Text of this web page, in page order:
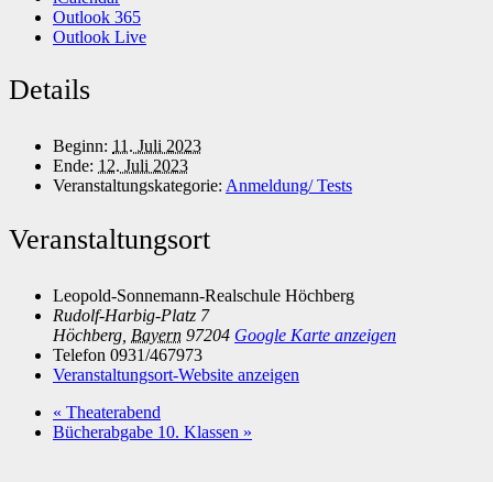
Outlook 365
Outlook Live
Details
Beginn: 11. Juli 2023
Ende: 12. Juli 2023
Veranstaltungskategorie: Anmeldung/ Tests
Veranstaltungsort
Leopold-Sonnemann-Realschule Höchberg
Rudolf-Harbig-Platz 7
Höchberg Bayern 97204 Google Karte anzeigen
Telefon 0931/467973
Veranstaltungsort-Website anzeigen
« Theaterabend
Bücherabgabe 10. Klassen »